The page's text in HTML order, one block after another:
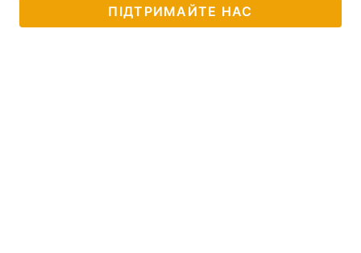
ПІДТРИМАЙТЕ НАС